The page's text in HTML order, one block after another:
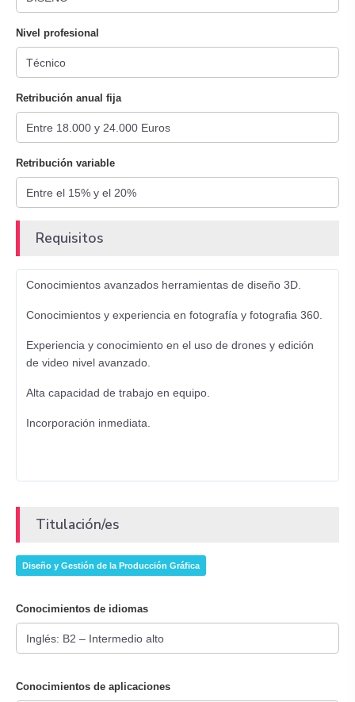
Nivel profesional
Retribución anual fija
Retribución variable
Requisitos
Conocimientos avanzados herramientas de diseño 3D.
Conocimientos y experiencia en fotografía y fotografia 360.
Experiencia y conocimiento en el uso de drones y edición
de video nivel avanzado.
Alta capacidad de trabajo en equipo.
Incorporación inmediata.
Titulación/es
Diseño y Gestión de la Producción Gráfica
Conocimientos de idiomas
Conocimientos de aplicaciones